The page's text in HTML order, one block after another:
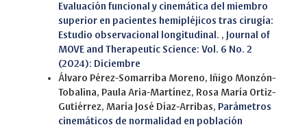
Evaluación funcional y cinemática del miembro
superior en pacientes hemipléjicos tras cirugía:
Estudio observacional longitudinal. , Journal of
MOVE and Therapeutic Science: Vol. 6 No. 2
(2024): Diciembre
Álvaro Pérez-Somarriba Moreno, Iñigo Monzón-
Tobalina, Paula Aria-Martínez, Rosa María Ortiz-
Gutiérrez, María José Díaz-Arribas, Parámetros
cinemáticos de normalidad en población